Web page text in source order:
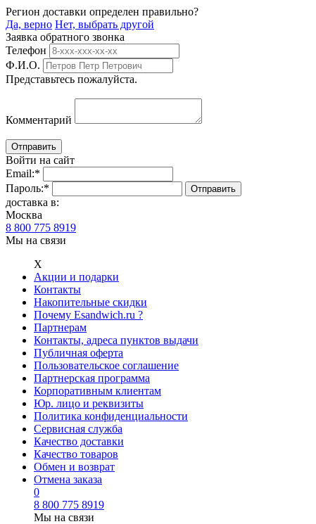
Регион доставки определен правильно?
Да, верно Нет, выбрать другой
Заявка обратного звонка
Телефон
Ф.И.О.
Представьтесь пожалуйста.
Комментарий
Войти на сайт
Email:*
Пароль:*
доставка в:
Москва
8 800 775 8919
Мы на связи
Х
Акции и подарки
Контакты
Накопительные скидки
Почему Esandwich.ru ?
Партнерам
Контакты, адреса пунктов выдачи
Публичная оферта
Пользовательское соглашение
Партнерская программа
Корпоративным клиентам
Юр. лицо и реквизиты
Политика конфиденциальности
Сервисная служба
Качество доставки
Качество товаров
Обмен и возврат
Отмена заказа
0
8 800 775 8919
Мы на связи